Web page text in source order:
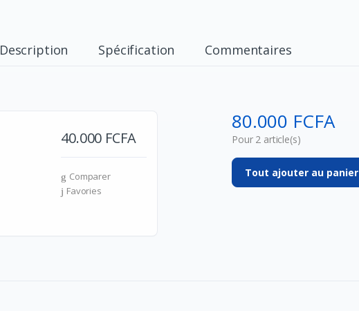
Description Spécification Commentaires
40.000 FCFA
Comparer
Favories
80.000 FCFA
Pour 2 article(s)
Tout ajouter au panier